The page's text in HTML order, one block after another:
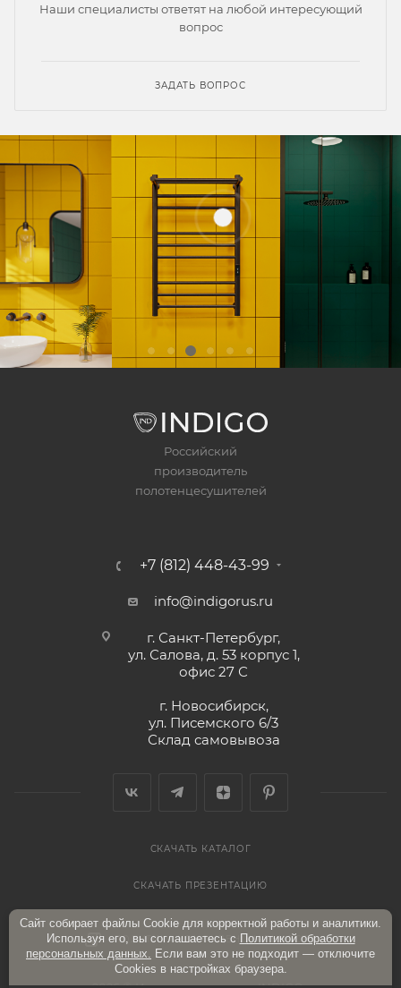
Наши специалисты ответят на любой интересующий
вопрос
ЗАДАТЬ ВОПРОС
Российский
производитель
полотенцесушителей
+7 (812) 448-43-99
info@indigorus.ru
г. Санкт-Петербург,
ул. Салова, д. 53 корпус 1,
офис 27 С
г. Новосибирск,
ул. Писемского 6/3
Склад самовывоза
СКАЧАТЬ КАТАЛОГ
СКАЧАТЬ ПРЕЗЕНТАЦИЮ
ПОЛИТИКА КОНФИДЕНЦИАЛЬНОСТИ
Сайт собирает файлы Cookie для корректной работы и аналитики.
Используя его, вы соглашаетесь с Политикой обработки
персональных данных. Если вам это не подходит — отключите
Cookies в настройках браузера.